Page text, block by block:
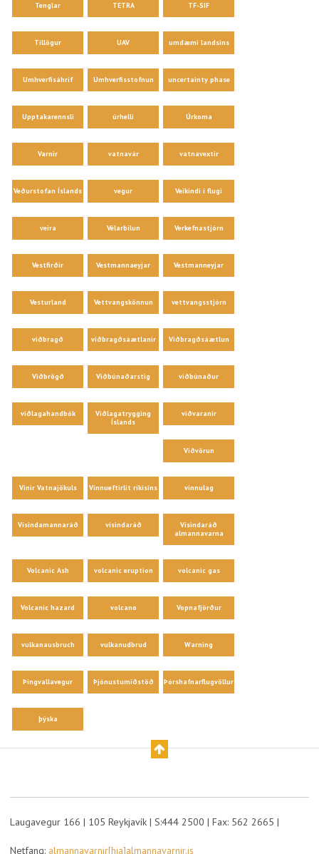
Tenglar TETRA TF-SIF
Tillögur UAV umdæmi landsins
Umhverfisáhrif Umhverfisstofnun uncertainty phase
Upptakarennsli úrhelli Úrkoma
Varnir vatnavár vatnavextir
Veðurstofan Íslands vegur Veikindi í flugi
veira Vélarbilun Verkefnastjórn
Vestfirðir Vestmannaeyjar Vestmanneyjar
Vesturland Vettvangskönnun vettvangsstjórn
viðbragð viðbragðsáætlanir Viðbragðsáætlun
Viðbrögð Viðbúnaðarstig viðbúnaður
viðlagahandbók
Viðlagatrygging
Íslands
viðvaranir
Viðvörun
Vinir Vatnajökuls Vinnueftirlit ríkisins vinnulag
Vísindamannaráð vísindaráð
Vísindaráð
almannavarna
Volcanic Ash volcanic eruption volcanic gas
Volcanic hazard volcano Vopnafjörður
vulkanausbruch vulkanudbrud Warning
Þingvallavegur Þjónustumiðstöð Þórshafnarflugvöllur
þýska
Laugavegur 166 | 105 Reykjavík | S:444 2500 | Fax: 562 2665 |
Netfang: almannavarnir[hja]almannavarnir.is